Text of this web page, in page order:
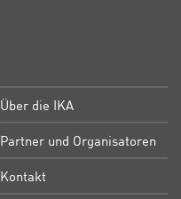
Über die IKA
Partner und Organisatoren
Kontakt